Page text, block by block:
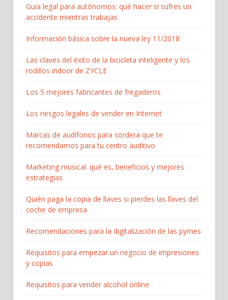
Guía legal para autónomos: qué hacer si sufres un
accidente mientras trabajas
Información básica sobre la nueva ley 11/2018
Las claves del éxito de la bicicleta inteligente y los
rodillos indoor de ZYCLE
Los 5 mejores fabricantes de fregaderos
Los riesgos legales de vender en Internet
Marcas de audífonos para sordera que te
recomendamos para tu centro auditivo
Marketing musical: qué es, beneficios y mejores
estrategias
Quién paga la copia de llaves si pierdes las llaves del
coche de empresa
Recomendaciones para la digitalización de las pymes
Requisitos para empezar un negocio de impresiones
y copias
Requisitos para vender alcohol online